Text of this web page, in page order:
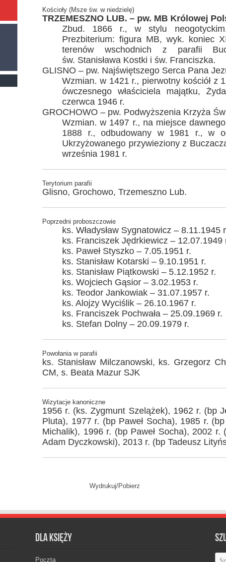
Kościoły (Msze św. w niedzielę)
TRZEMESZNO LUB. – pw. MB Królowej
Zbud. 1866 r., w stylu
Prezbiterium: figura MB, wyk. koniec
terenów wschodnich z parafii
św. Stanisława Kostki i św. Franciszka.
GLISNO – pw. Najświętszego Serca Pana
Wzmian. w 1421 r., pierwotny kościół z
ówczesnego właściciela majątku,
czerwca 1946 r.
GROCHOWO – pw. Podwyższenia Krzyża
Wzmian. w 1497 r., na miejsce
1888 r., odbudowany w 1981 r., w
Ukrzyżowanego przywieziony z
września 1981 r.
Terytorium parafii
Glisno, Grochowo, Trzemeszno Lub.
Poprzedni proboszczowie
ks. Władysław Sygnatowicz – 8.11.1945
ks. Franciszek Jędrkiewicz – 12.07.1949
ks. Paweł Styszko – 7.05.1951 r.
ks. Stanisław Kotarski – 9.10.1951 r.
ks. Stanisław Piątkowski – 5.12.1952 r.
ks. Wojciech Gąsior – 3.02.1953 r.
ks. Teodor Jankowiak – 31.07.1957 r.
ks. Alojzy Wyciślik – 26.10.1967 r.
ks. Franciszek Pochwała – 25.09.1969 r.
ks. Stefan Dolny – 20.09.1979 r.
Powołania w parafii
ks. Stanisław Milczanowski, ks. Grzegorz
CM, s. Beata Mazur SJK
Wizytacje kanoniczne
1956 r. (ks. Zygmunt Szelążek), 1962 r. (bp
Pluta), 1977 r. (bp Paweł Socha), 1985 r.
Michalik), 1996 r. (bp Paweł Socha), 2002
Adam Dyczkowski), 2013 r. (bp Tadeusz
Wydrukuj/Pobierz
Dla księży
Poczta